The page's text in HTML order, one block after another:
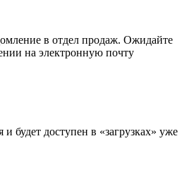
в отдел продаж. Ожидайте
на электронную почту
и будет доступен в «загрузках» уже